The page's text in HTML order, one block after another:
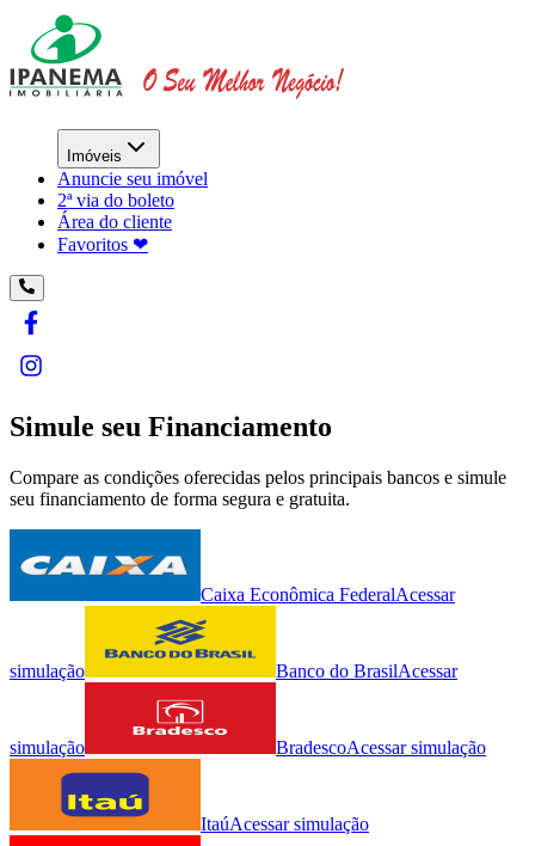
Imóveis
Anuncie seu imóvel
2ª via do boleto
Área do cliente
Favoritos ❤︎
Simule seu Financiamento
Compare as condições oferecidas pelos principais bancos e simule
seu financiamento de forma segura e gratuita.
Caixa Econômica FederalAcessar
simulação Banco do BrasilAcessar
simulação BradescoAcessar simulação
ItaúAcessar simulação